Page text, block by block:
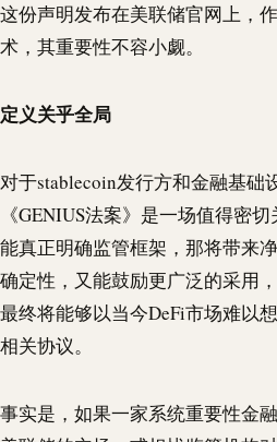
这份声明发布在美联储官网上，
术，其重要性不容小觑。
定义关乎全局
对于stablecoin发行方和金融基础
《GENIUS法案》是一场值得密
能真正明确监管框架，那将带
确定性，又能鼓励更广泛的采用
最终将能够以当今DeFi市场难以
相关协议。
事实是，如果一家系统重要性金